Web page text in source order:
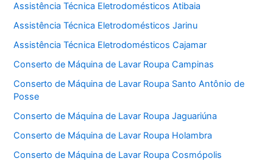
Assistência Técnica Eletrodomésticos Atibaia
Assistência Técnica Eletrodomésticos Jarinu
Assistência Técnica Eletrodomésticos Cajamar
Conserto de Máquina de Lavar Roupa Campinas
Conserto de Máquina de Lavar Roupa Santo Antônio de
Posse
Conserto de Máquina de Lavar Roupa Jaguariúna
Conserto de Máquina de Lavar Roupa Holambra
Conserto de Máquina de Lavar Roupa Cosmópolis